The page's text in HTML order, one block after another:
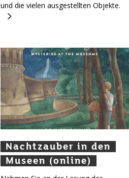
und die vielen ausgestellten Objekte.
Nachtzauber in den
Museen (online)
Nachtzauber in den
Museen (online)
Nachtzauber in den
Museen (online)